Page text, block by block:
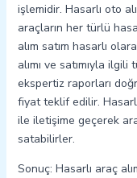
işlemidir. Hasarlı oto
araçların her türlü
alım satım hasarlı
alımı ve satımıyla
ekspertiz raporları
fiyat teklif edilir.
ile iletişime geçerek
satabilirler.
Sonuç: Hasarlı araç